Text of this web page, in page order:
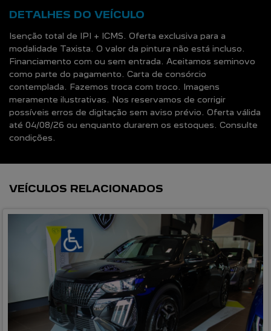
DETALHES DO VEÍCULO
Isenção total de IPI + ICMS. Oferta exclusiva para a
modalidade Taxista. O valor da pintura não está incluso.
Financiamento com ou sem entrada. Aceitamos seminovo
como parte do pagamento. Carta de consórcio
contemplada. Fazemos troca com troco. Imagens
meramente ilustrativas. Nos reservamos de corrigir
possíveis erros de digitação sem aviso prévio. Oferta válida
até 04/08/26 ou enquanto durarem os estoques. Consulte
condições.
VEÍCULOS RELACIONADOS